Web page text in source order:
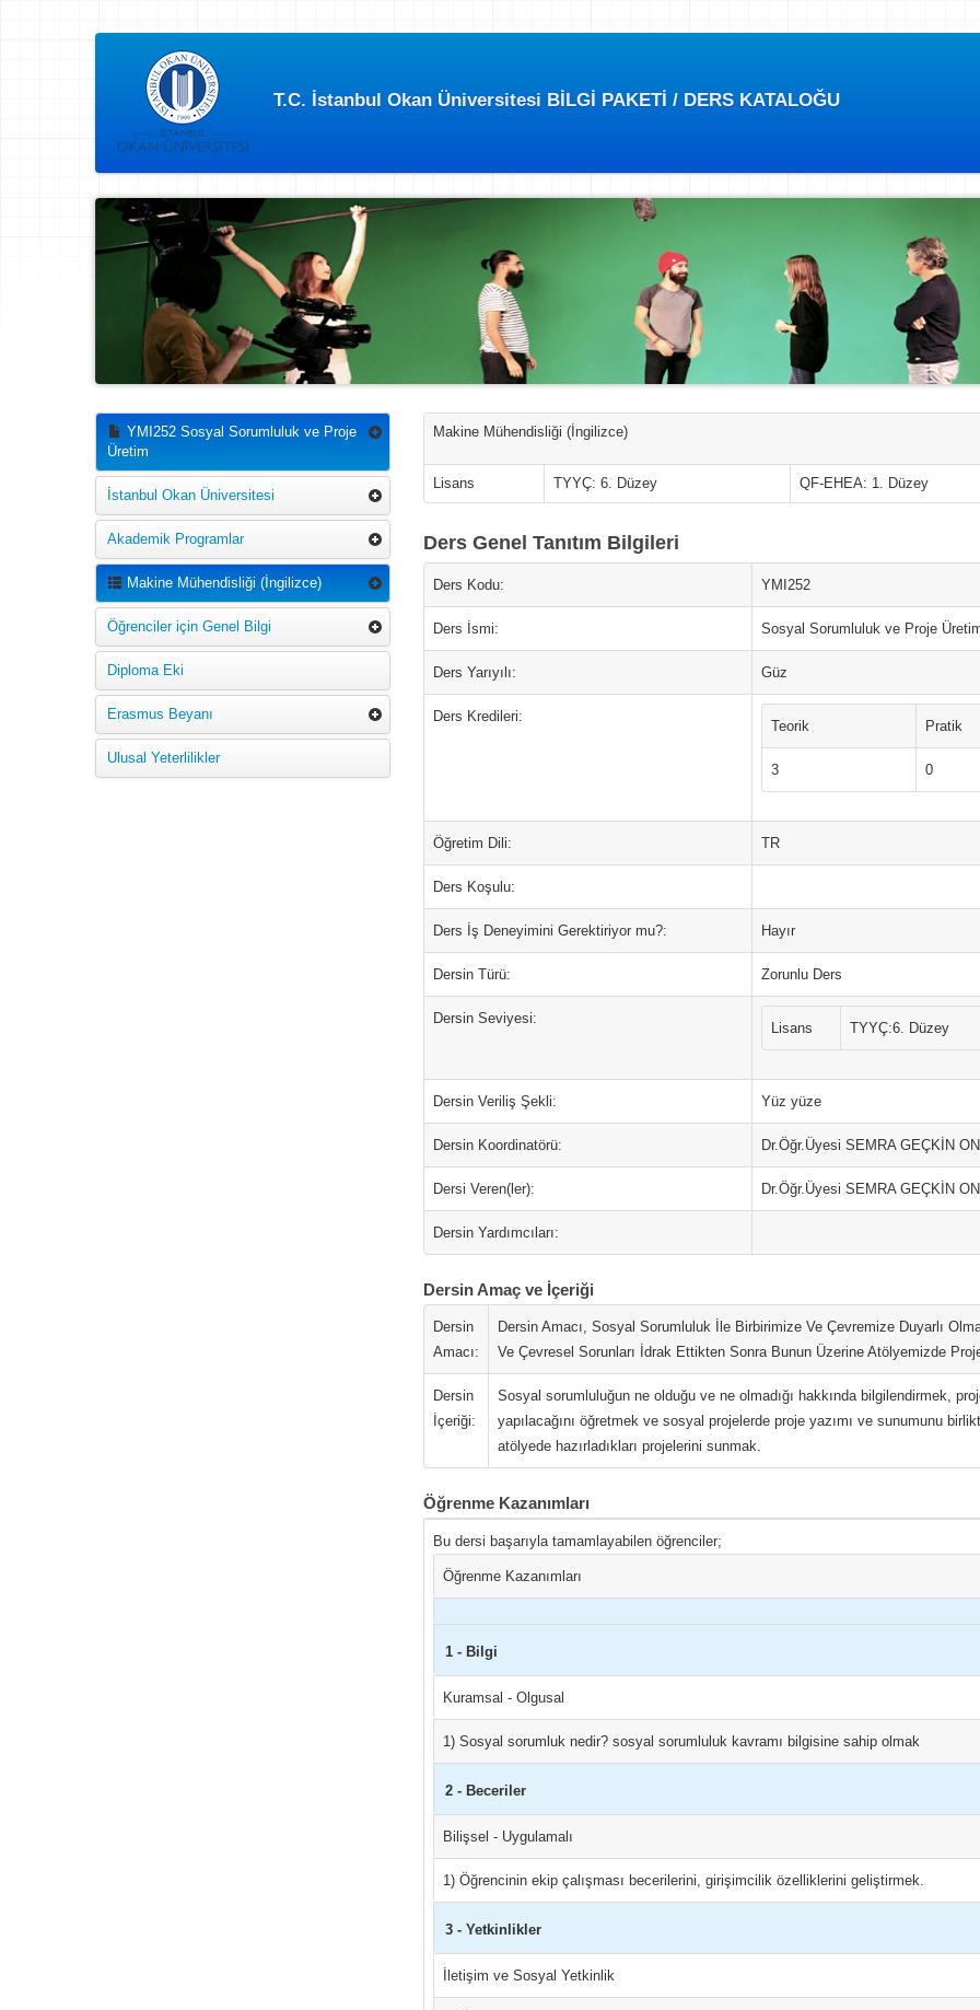
T.C. İstanbul Okan Üniversitesi BİLGİ PAKETİ / DERS KATALOĞU
YMI252 Sosyal Sorumluluk ve Proje
Üretim
İstanbul Okan Üniversitesi
Akademik Programlar
Makine Mühendisliği (İngilizce)
Öğrenciler için Genel Bilgi
Diploma Eki
Erasmus Beyanı
Ulusal Yeterlilikler
Makine Mühendisliği (İngilizce)
Lisans TYYÇ: 6. Düzey QF-EHEA: 1. Düzey
Ders Genel Tanıtım Bilgileri
Ders Kodu: YMI252
Ders İsmi: Sosyal Sorumluluk ve Proje
Ders Yarıyılı: Güz
Ders Kredileri:
Teorik Pratik
3 0
Öğretim Dili: TR
Ders Koşulu:
Ders İş Deneyimini Gerektiriyor mu?: Hayır
Dersin Türü: Zorunlu Ders
Dersin Seviyesi:
Lisans TYYÇ:6. Düzey
Dersin Veriliş Şekli: Yüz yüze
Dersin Koordinatörü: Dr.Öğr.Üyesi SEMRA GEÇKİN
Dersi Veren(ler): Dr.Öğr.Üyesi SEMRA GEÇKİN
Dersin Yardımcıları:
Dersin Amaç ve İçeriği
Dersin
Amacı:
Dersin Amacı, Sosyal Sorumluluk İle Birbirimize Ve Çevremize Duyarlı
Ve Çevresel Sorunları İdrak Ettikten Sonra Bunun Üzerine Atölyemizde
Dersin
İçeriği:
Sosyal sorumluluğun ne olduğu ve ne olmadığı hakkında bilgilendirmek,
yapılacağını öğretmek ve sosyal projelerde proje yazımı ve sunumunu
atölyede hazırladıkları projelerini sunmak.
Öğrenme Kazanımları
Bu dersi başarıyla tamamlayabilen öğrenciler;
Öğrenme Kazanımları
1 - Bilgi
Kuramsal - Olgusal
1) Sosyal sorumluk nedir? sosyal sorumluluk kavramı bilgisine sahip olmak
2 - Beceriler
Bilişsel - Uygulamalı
1) Öğrencinin ekip çalışması becerilerini, girişimcilik özelliklerini geliştirmek.
3 - Yetkinlikler
İletişim ve Sosyal Yetkinlik